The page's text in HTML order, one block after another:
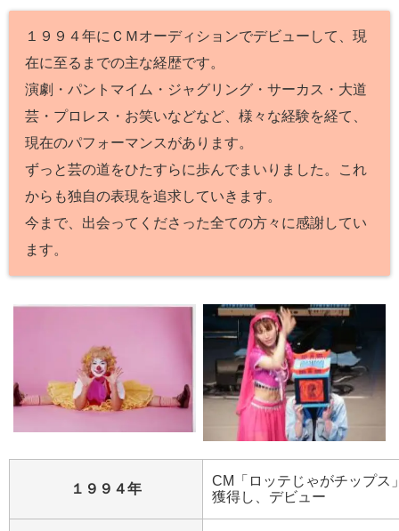
１９９４年にＣＭオーディションでデビューして、現
在に至るまでの主な経歴です。
演劇・パントマイム・ジャグリング・サーカス・大道
芸・プロレス・お笑いなどなど、様々な経験を経て、
現在のパフォーマンスがあります。
ずっと芸の道をひたすらに歩んでまいりました。これ
からも独自の表現を追求していきます。
今まで、出会ってくださった全ての方々に感謝してい
ます。
１９９４年
CM「ロッテじゃがチップ
獲得し、デビュー